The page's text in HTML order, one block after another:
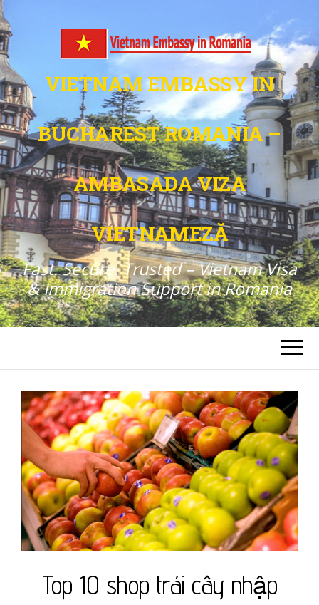
VIETNAM EMBASSY IN
BUCHAREST ROMANIA –
AMBASADA VIZA
VIETNAMEZĂ
Fast. Secure. Trusted – Vietnam Visa
& Immigration Support in Romania
Top 10 shop trái cây nhập